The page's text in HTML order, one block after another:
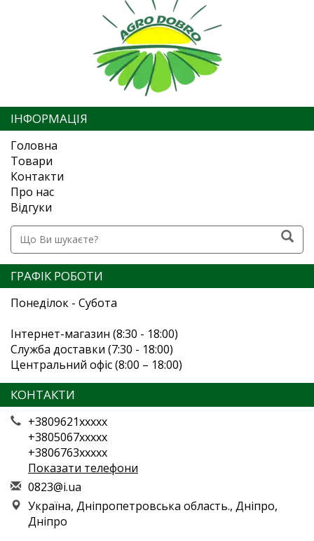
ІНФОРМАЦІЯ
Головна
Товари
Контакти
Про нас
Відгуки
ГРАФІК РОБОТИ
Понеділок - Субота
Інтернет-магазин (8:30 - 18:00)
Служба доставки (7:30 - 18:00)
Центральний офіс (8:00 – 18:00)
КОНТАКТИ
+3809621xxxxx
+3805067xxxxx
+3806763xxxxx
Показати телефони
0823@i.ua
Україна, Дніпропетровська область., Дніпро,
Дніпро